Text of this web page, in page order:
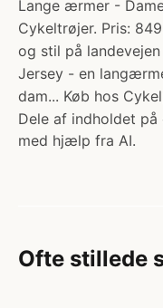
Lange ærmer -
Cykeltrøjer. Pris:
og stil på
Jersey - en
dam... Køb hos
Dele af indholdet
med hjælp fra AI.
Ofte stillede